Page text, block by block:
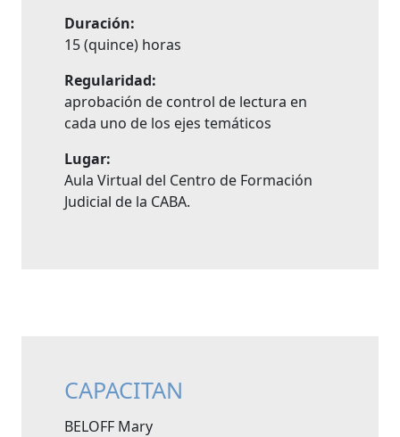
Duración:
15 (quince) horas
Regularidad:
aprobación de control de lectura en
cada uno de los ejes temáticos
Lugar:
Aula Virtual del Centro de Formación
Judicial de la CABA.
CAPACITAN
BELOFF Mary